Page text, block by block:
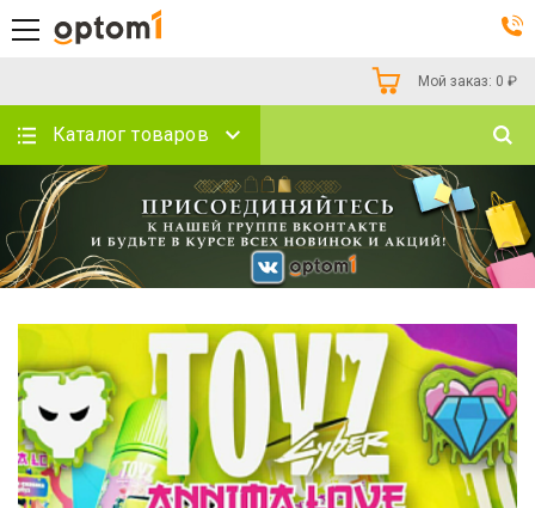
Мой заказ: 0 ₽
Каталог товаров